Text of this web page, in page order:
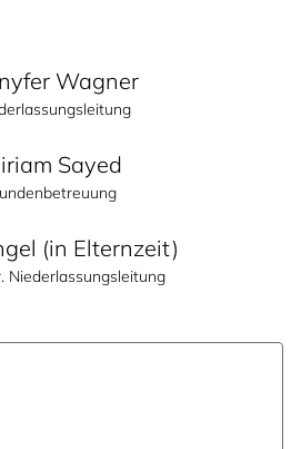
Wagner
Sayed
(in Elternzeit)
Niederlassungsleitung